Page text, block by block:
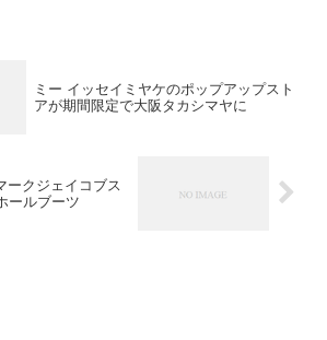
ミー イッセイミヤケのポップアップスト
アが期間限定で大阪タカシマヤに
ークジェイコブス
ールブーツ